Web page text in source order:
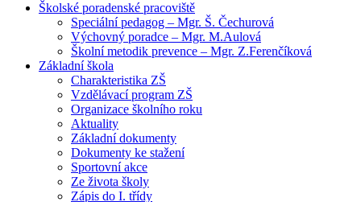
Školské poradenské pracoviště
Speciální pedagog – Mgr. Š. Čechurová
Výchovný poradce – Mgr. M.Aulová
Školní metodik prevence – Mgr. Z.Ferenčíková
Základní škola
Charakteristika ZŠ
Vzdělávací program ZŠ
Organizace školního roku
Aktuality
Základní dokumenty
Dokumenty ke stažení
Sportovní akce
Ze života školy
Zápis do I. třídy